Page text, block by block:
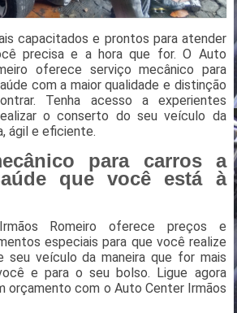
capacitados e prontos para atender
precisa e a hora que for. O Auto
oferece serviço mecânico para
com a maior qualidade e distinção
Tenha acesso a experientes
o conserto do seu veículo da
ágil e eficiente.
para carros a
que você está à
Romeiro oferece preços e
especiais para que você realize
seu veículo da maneira que for mais
e para o seu bolso. Ligue agora
orçamento com o Auto Center Irmãos